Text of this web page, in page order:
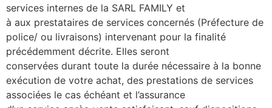
services internes de la SARL FAMILY et
à aux prestataires de services concernés (Préfecture de
police/ ou livraisons) intervenant pour la finalité
précédemment décrite. Elles seront
conservées durant toute la durée nécessaire à la bonne
exécution de votre achat, des prestations de services
associées le cas échéant et l’assurance